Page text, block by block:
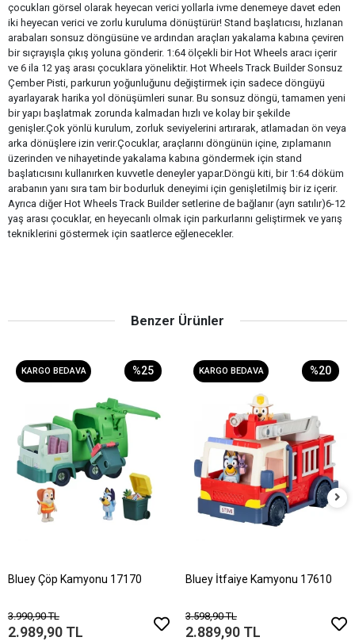
çocukları görsel olarak heyecan verici yollarla ivme denemeye davet eden
iki heyecan verici ve zorlu kuruluma dönüştürür! Stand başlatıcısı, hızlanan
arabaları sonsuz döngüsüne ve ardından araçları yakalama kabına çeviren
bir sıçrayışla çıkış yoluna gönderir. 1:64 ölçekli bir Hot Wheels aracı içerir
ve 6 ila 12 yaş arası çocuklara yöneliktir. Hot Wheels Track Builder Sonsuz
Çember Pisti, parkurun yoğunluğunu değiştirmek için sadece döngüyü
ayarlayarak harika yol dönüşümleri sunar. Bu sonsuz döngü, tamamen yeni
bir yapı başlatmak zorunda kalmadan hızlı ve kolay bir şekilde
genişler.Çok yönlü kurulum, zorluk seviyelerini artırarak, atlamadan ön veya
arka dönüşlere izin verir.Çocuklar, araçlarını döngünün içine, zıplamanın
üzerinden ve nihayetinde yakalama kabına göndermek için stand
başlatıcısını kullanırken kuvvetle deneyler yapar.Döngü kiti, bir 1:64 döküm
arabanın yanı sıra tam bir bodurluk deneyimi için genişletilmiş bir iz içerir.
Ayrıca diğer Hot Wheels Track Builder setlerine de bağlanır (ayrı satılır)6-12
yaş arası çocuklar, en heyecanlı olmak için parkurlarını geliştirmek ve yarış
tekniklerini göstermek için saatlerce eğlenecekler.
Benzer Ürünler
KARGO BEDAVA %25
Bluey Çöp Kamyonu 17170
3.990,90 TL
2.989,90 TL
KARGO BEDAVA %20
Bluey İtfaiye Kamyonu 17610
3.598,90 TL
2.889,90 TL